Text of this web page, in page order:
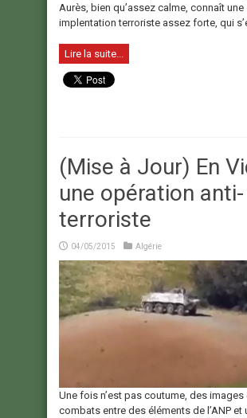
Aurès, bien qu’assez calme, connaît une
implentation terroriste assez forte, qui
Lire la suite...
(Mise à Jour) En
une opération anti-
terroriste
04/05/2015 Algérie
Une fois n’est pas coutume, des images
combats entre des éléments de l’ANP et